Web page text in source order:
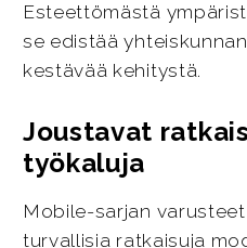
Esteettömästä
se edistää
kestävää kehitystä.
Joustavat
työkaluja
Mobile-sarjan
turvallisia ratkaisuja